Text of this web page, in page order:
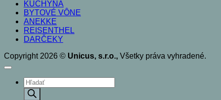
KUCHYŇA
BYTOVÉ VÔNE
ANEKKE
REISENTHEL
DARČEKY
Copyright 2026 © Unicus, s.r.o., Všetky práva vyhradené.
Products
search